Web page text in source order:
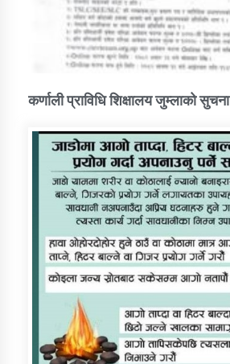
कर्णाली प्राविधि शिक्षालय जुम्लाको सुचना